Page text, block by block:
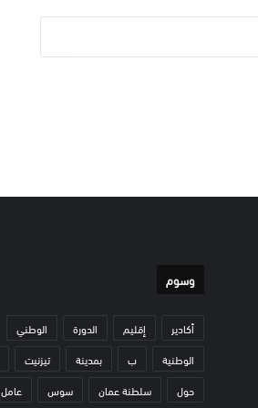
وسوم
أكادير إقليم الدورة
الوطني
الوطنية
ب بمدينة تيزنيت
حول
سلطنة عمان سوس عامل